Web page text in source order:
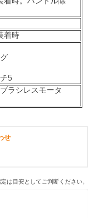
着時
5
ブラシレスモータ
せ
は目安としてご判断ください。